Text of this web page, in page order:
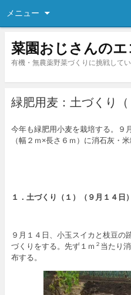
メニュー
菜園おじさんのエ
有機・無農薬野菜づくりに挑戦して
緑肥用麦：土づくり（
今年も緑肥用小麦を栽培する。９
（幅２ｍ×長さ６ｍ）に消石灰・
１．土づくり（１）（９月１４日）
９月１４日、小玉スイカと枝豆の
づくりをする。先ず１ｍ ２ 当たり
布する。